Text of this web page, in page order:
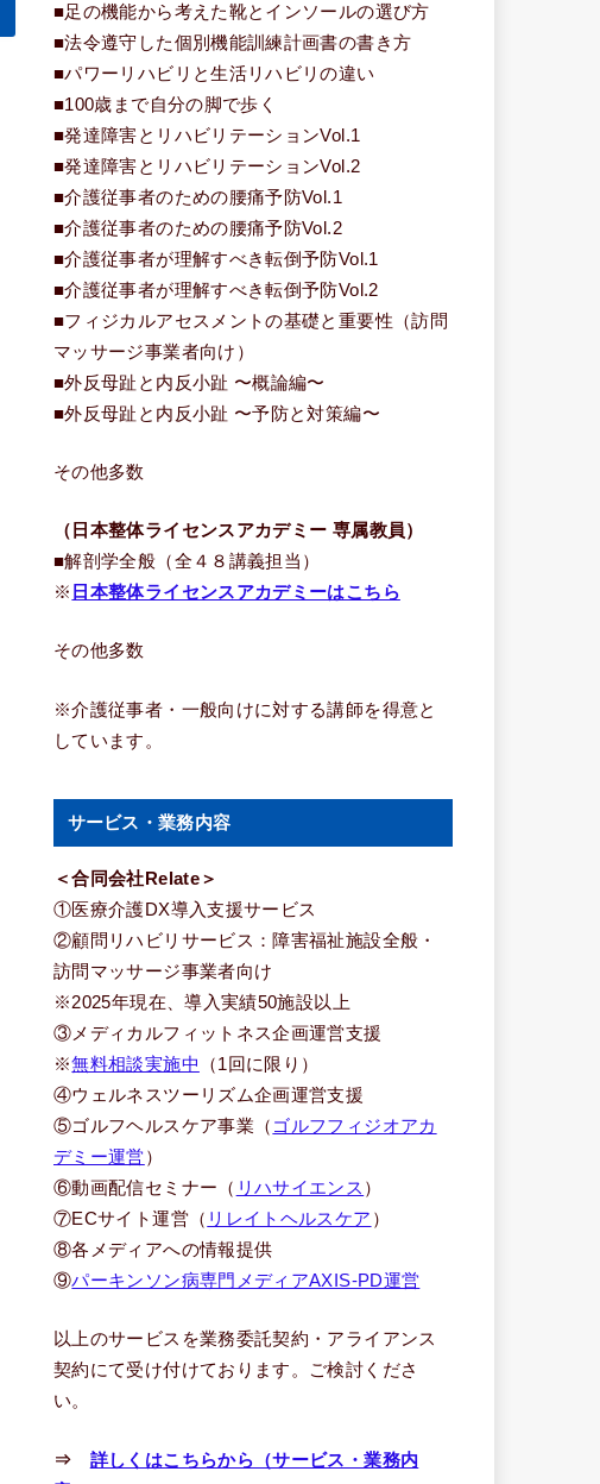
■足の機能から考えた靴とインソールの選び方
■法令遵守した個別機能訓練計画書の書き方
■パワーリハビリと生活リハビリの違い
■100歳まで自分の脚で歩く
■発達障害とリハビリテーションVol.1
■発達障害とリハビリテーションVol.2
■介護従事者のための腰痛予防Vol.1
■介護従事者のための腰痛予防Vol.2
■介護従事者が理解すべき転倒予防Vol.1
■介護従事者が理解すべき転倒予防Vol.2
■フィジカルアセスメントの基礎と重要性（訪問
マッサージ事業者向け）
■外反母趾と内反小趾 〜概論編〜
■外反母趾と内反小趾 〜予防と対策編〜
その他多数
（日本整体ライセンスアカデミー 専属教員）
■解剖学全般（全４８講義担当）
※ 日本整体ライセンスアカデミーはこちら
その他多数
※介護従事者・一般向けに対する講師を得意と
しています。
サービス・業務内容
＜合同会社Relate＞
①医療介護DX導入支援サービス
②顧問リハビリサービス：障害福祉施設全般・
訪問マッサージ事業者向け
※2025年現在、導入実績50施設以上
③メディカルフィットネス企画運営支援
※無料相談実施中
（1回に限り）
④ウェルネスツーリズム企画運営支援
⑤ゴルフヘルスケア事業（ ゴルフフィジオアカ
デミー運営）
⑥動画配信セミナー（ リハサイエンス ）
⑦ECサイト運営（ リレイトヘルスケア ）
⑧各メディアへの情報提供
⑨パーキンソン病専門メディアAXIS-PD運営
以上のサービスを業務委託契約・アライアンス
契約にて受け付けております。ご検討くださ
い。
⇒ 詳しくはこちらから（サービス・業務内